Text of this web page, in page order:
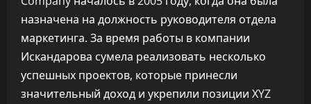
назначена на должность руководителя отдела
маркетинга. За время работы в компании
Искандарова сумела реализовать несколько
успешных проектов, которые принесли
значительный доход и укрепили позиции XYZ